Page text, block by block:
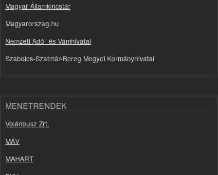
Magyar Államkincstár
Magyarorszag.hu
Nemzeti Adó- és Vámhivatal
Szabolcs-Szatmár-Bereg Megyei Kormányhivatal
MENETRENDEK
Volánbusz Zrt.
MÁV
MAHART